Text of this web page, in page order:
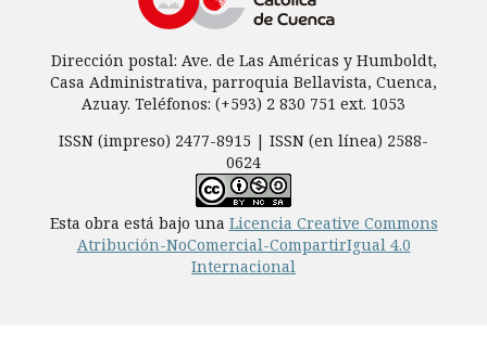
Dirección postal: Ave. de Las Américas y Humboldt,
Casa Administrativa, parroquia Bellavista, Cuenca,
Azuay. Teléfonos: (+593) 2 830 751 ext. 1053
ISSN (impreso) 2477-8915 | ISSN (en línea) 2588-
0624
Esta obra está bajo una Licencia Creative Commons
Atribución-NoComercial-CompartirIgual 4.0
Internacional